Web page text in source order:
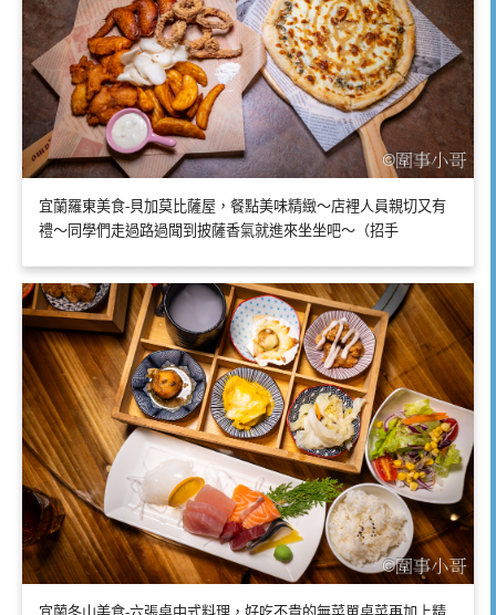
宜蘭羅東美食-貝加莫比薩屋，餐點美味精緻～店裡人員親切又有
禮～同學們走過路過聞到披薩香氣就進來坐坐吧～（招手